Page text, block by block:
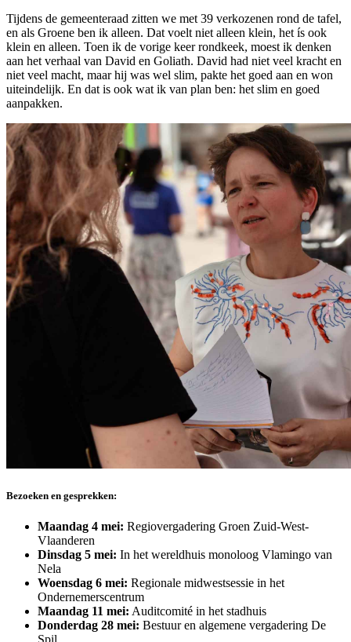
Tijdens de gemeenteraad zitten we met 39 verkozenen rond de tafel,
en als Groene ben ik alleen. Dat voelt niet alleen klein, het ís ook
klein en alleen. Toen ik de vorige keer rondkeek, moest ik denken
aan het verhaal van David en Goliath. David had niet veel kracht en
niet veel macht, maar hij was wel slim, pakte het goed aan en won
uiteindelijk. En dat is ook wat ik van plan ben: het slim en goed
aanpakken.
Bezoeken en gesprekken:
Maandag 4 mei: Regiovergadering Groen Zuid-West-
Vlaanderen
Dinsdag 5 mei: In het wereldhuis monoloog Vlamingo van
Nela
Woensdag 6 mei: Regionale midwestsessie in het
Ondernemerscentrum
Maandag 11 mei: Auditcomité in het stadhuis
Donderdag 28 mei: Bestuur en algemene vergadering De
Spil